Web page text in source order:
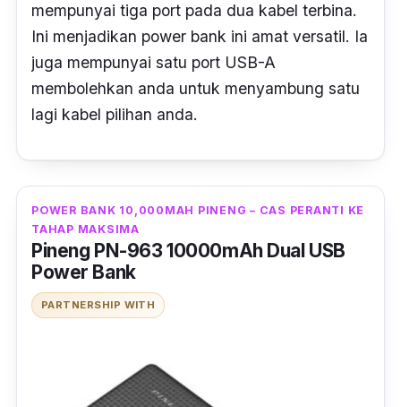
mempunyai tiga port pada dua kabel terbina.
Ini menjadikan power bank ini amat versatil. Ia
juga mempunyai satu port USB-A
membolehkan anda untuk menyambung satu
lagi kabel pilihan anda.
POWER BANK 10,000MAH PINENG – CAS PERANTI KE
TAHAP MAKSIMA
Pineng PN-963 10000mAh Dual USB
Power Bank
PARTNERSHIP WITH